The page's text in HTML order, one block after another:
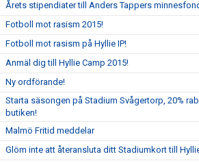
Årets stipendiater till Anders Tappers
Fotboll mot rasism 2015!
Fotboll mot rasism på Hyllie IP!
Anmäl dig till Hyllie Camp 2015!
Ny ordförande!
Starta säsongen på Stadium Svågertorp, 20%
butiken!
Malmö Fritid meddelar
Glöm inte att återansluta ditt Stadiumkort till